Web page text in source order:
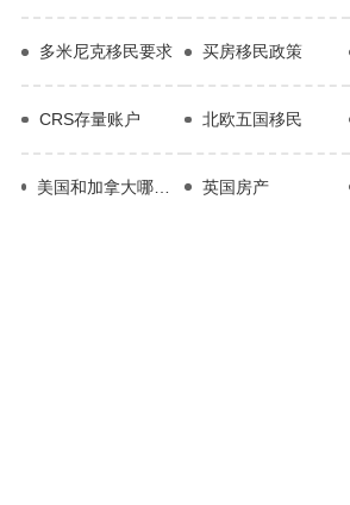
多米尼克移民要求 买房移民政策
CRS存量账户 北欧五国移民
美国和加拿大哪个适合移民 英国房产